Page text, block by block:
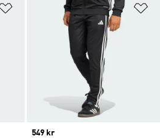
Lägg till på önskelistan
Price
549 kr